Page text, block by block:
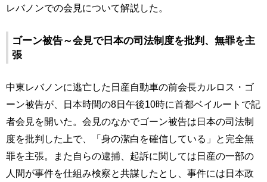
レバノンでの会見について解説した。
ゴーン被告～会見で日本の司法制度を批判、無罪を主
張
中東レバノンに逃亡した日産自動車の前会長カルロス・ゴ
ーン被告が、日本時間の8日午後10時に首都ベイルートで記
者会見を開いた。会見のなかでゴーン被告は日本の司法制
度を批判した上で、「身の潔白を確信している」と完全無
罪を主張。また自らの逮捕、起訴に関しては日産の一部の
人間が事件を仕組み検察と共謀したとし、事件には日本政